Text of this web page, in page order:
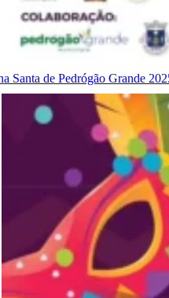
Santa de Pedrógão Grande